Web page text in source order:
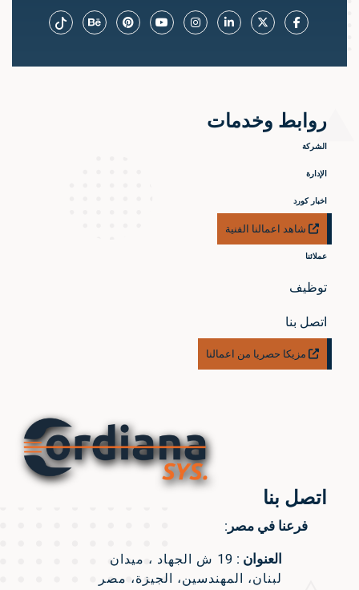
روابط وخدمات
الشركة
الإدارة
اخبار كورد
شاهد اعمالنا الفنية
عملائنا
توظيف
اتصل بنا
مزيكا حصريا من اعمالنا
اتصل بنا
فرعنا في مصر:
العنوان :
19 ش الجهاد ، ميدان
لبنان، المهندسين، الجيزة، مصر